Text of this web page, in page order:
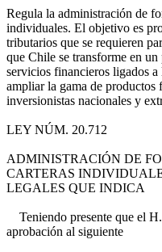
Regula la administración de
individuales. El objetivo es
tributarios que se requieren
que Chile se transforme en
servicios financieros ligados
ampliar la gama de productos
inversionistas nacionales y
LEY NÚM. 20.712
ADMINISTRACIÓN DE
CARTERAS
LEGALES QUE INDICA
Teniendo presente que el
aprobación al siguiente